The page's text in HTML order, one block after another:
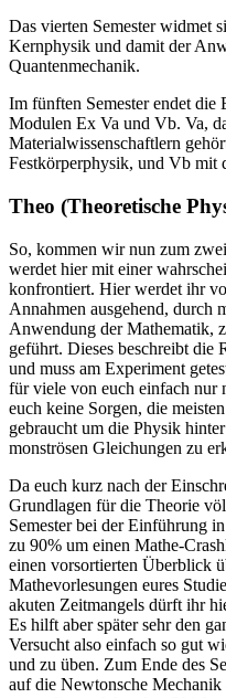
Das vierten Semester widmet
Kernphysik und damit der
Quantenmechanik.
Im fünften Semester endet die
Modulen Ex Va und Vb. Va,
Materialwissenschaftlern
Festkörperphysik, und Vb mit
Theo (Theoretische
So, kommen wir nun zum
werdet hier mit einer
konfrontiert. Hier werdet ihr
Annahmen ausgehend, durch
Anwendung der Mathematik,
geführt. Dieses beschreibt die
und muss am Experiment
für viele von euch einfach nur
euch keine Sorgen, die
gebraucht um die Physik
monströsen Gleichungen zu
Da euch kurz nach der
Grundlagen für die Theorie
Semester bei der Einführung
zu 90% um einen Mathe-
einen vorsortierten Überblick
Mathevorlesungen eures
akuten Zeitmangels dürft ihr
Es hilft aber später sehr den
Versucht also einfach so gut
und zu üben. Zum Ende des
auf die Newtonsche